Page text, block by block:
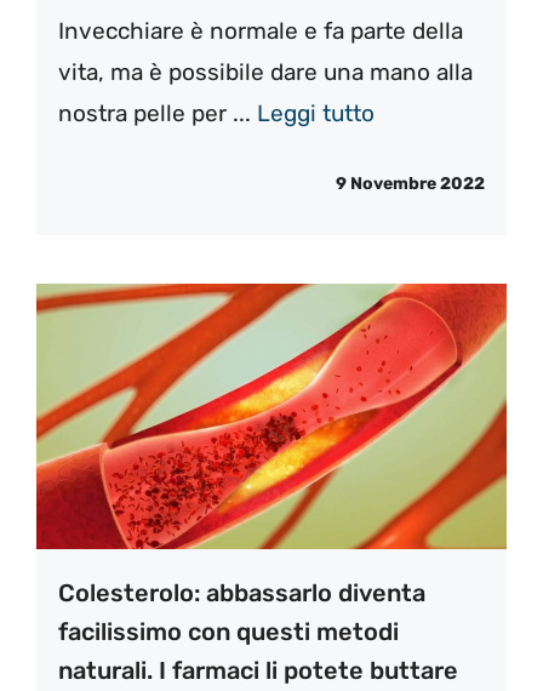
Invecchiare è normale e fa parte della
vita, ma è possibile dare una mano alla
nostra pelle per ... Leggi tutto
9 Novembre 2022
Colesterolo: abbassarlo diventa
facilissimo con questi metodi
naturali. I farmaci li potete buttare